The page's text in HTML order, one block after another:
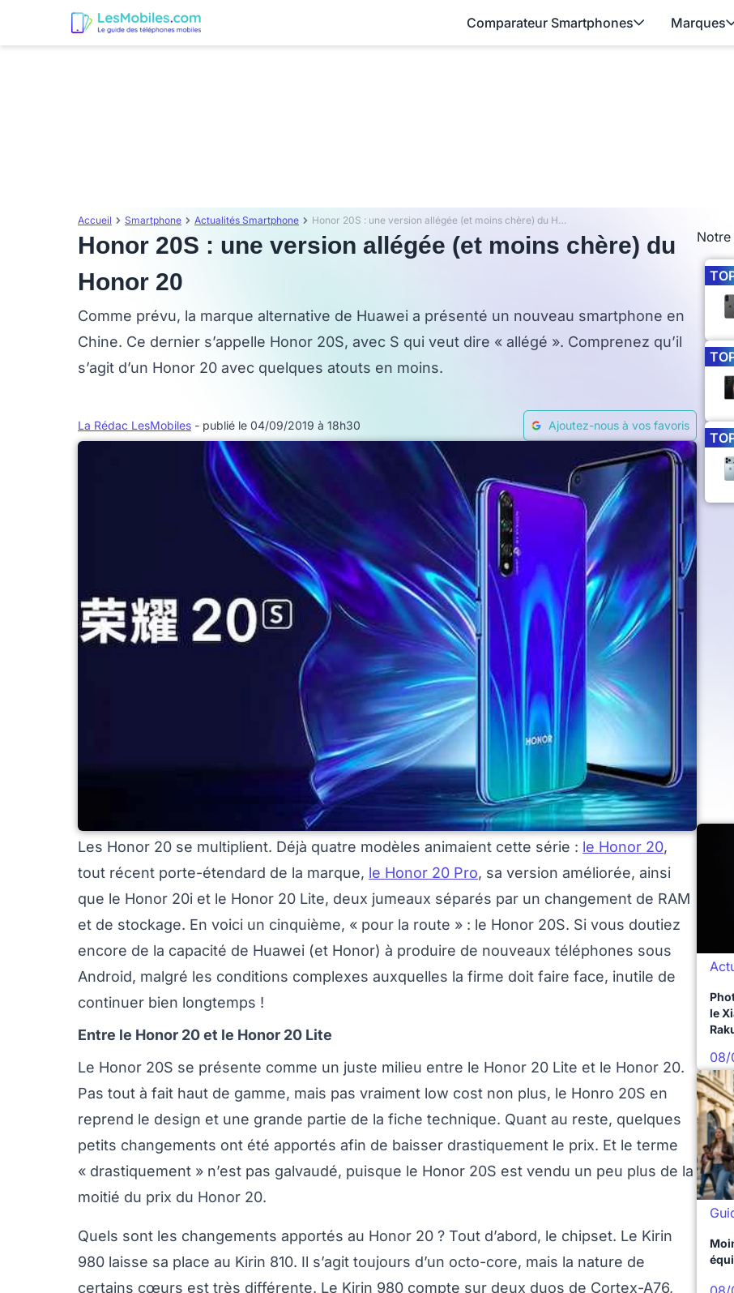
Comparateur Smartphones Marques
Accueil Smartphone Actualités Smartphone Honor 20S : une version allégée (et moins chère) du Honor 20
Honor 20S : une version allégée (et moins chère) du
Honor 20
Comme prévu, la marque alternative de Huawei a présenté un nouveau smartphone en
Chine. Ce dernier s’appelle Honor 20S, avec S qui veut dire « allégé ». Comprenez qu’il
s’agit d’un Honor 20 avec quelques atouts en moins.
La Rédac LesMobiles - publié le 04/09/2019 à 18h30 Ajoutez-nous à vos favoris
Les Honor 20 se multiplient. Déjà quatre modèles animaient cette série : le Honor 20,
tout récent porte-étendard de la marque, le Honor 20 Pro, sa version améliorée, ainsi
que le Honor 20i et le Honor 20 Lite, deux jumeaux séparés par un changement de RAM
et de stockage. En voici un cinquième, « pour la route » : le Honor 20S. Si vous doutiez
encore de la capacité de Huawei (et Honor) à produire de nouveaux téléphones sous
Android, malgré les conditions complexes auxquelles la firme doit faire face, inutile de
continuer bien longtemps !
Entre le Honor 20 et le Honor 20 Lite
Le Honor 20S se présente comme un juste milieu entre le Honor 20 Lite et le Honor 20.
Pas tout à fait haut de gamme, mais pas vraiment low cost non plus, le Honro 20S en
reprend le design et une grande partie de la fiche technique. Quant au reste, quelques
petits changements ont été apportés afin de baisser drastiquement le prix. Et le terme
« drastiquement » n’est pas galvaudé, puisque le Honor 20S est vendu un peu plus de la
moitié du prix du Honor 20.
Quels sont les changements apportés au Honor 20 ? Tout d’abord, le chipset. Le Kirin
980 laisse sa place au Kirin 810. Il s’agit toujours d’un octo-core, mais la nature de
certains cœurs est très différente. Le Kirin 980 compte sur deux duos de Cortex-A76,
le
08/